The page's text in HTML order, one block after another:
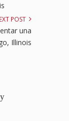
POST
una
Illinois